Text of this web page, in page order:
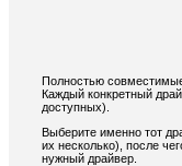
Полностью
Каждый конкретный
доступных).
Выберите именно тот
их несколько), после
нужный драйвер.